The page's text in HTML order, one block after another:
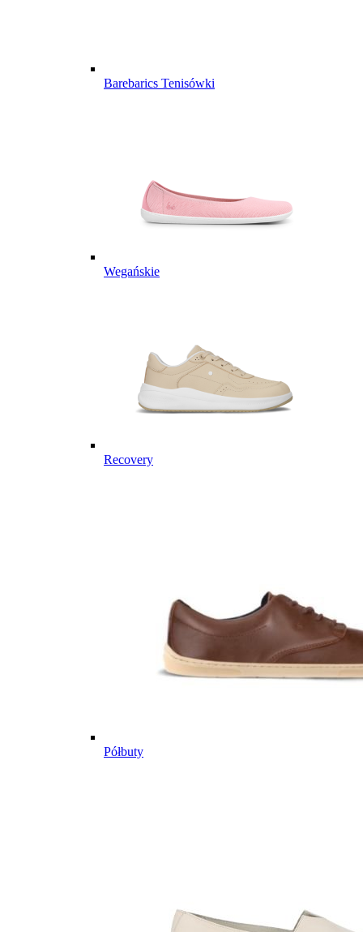
Barebarics Tenisówki
Wegańskie
Recovery
Półbuty